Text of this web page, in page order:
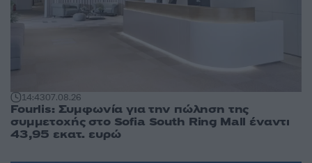
14:4307.08.26
Fourlis: Συμφωνία για την πώληση της
συμμετοχής στο Sofia South Ring Mall έναντι
43,95 εκατ. ευρώ